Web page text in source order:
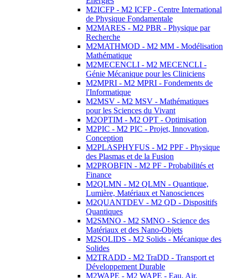
M2ICFP - M2 ICFP - Centre International
de Physique Fondamentale
M2MARES - M2 PBR - Physique par
Recherche
M2MATHMOD - M2 MM - Modélisation
Mathématique
M2MECENCLI - M2 MECENCLI -
Génie Mécanique pour les Cliniciens
M2MPRI - M2 MPRI - Fondements de
l'Informatique
M2MSV - M2 MSV - Mathématiques
pour les Sciences du Vivant
M2OPTIM - M2 OPT - Optimisation
M2PIC - M2 PIC - Projet, Innovation,
Conception
M2PLASPHYFUS - M2 PPF - Physique
des Plasmas et de la Fusion
M2PROBFIN - M2 PF - Probabilités et
Finance
M2QLMN - M2 QLMN - Quantique,
Lumière, Matériaux et Nanosciences
M2QUANTDEV - M2 QD - Dispositifs
Quantiques
M2SMNO - M2 SMNO - Science des
Matériaux et des Nano-Objets
M2SOLIDS - M2 Solids - Mécanique des
Solides
M2TRADD - M2 TraDD - Transport et
Développement Durable
M2WAPE - M2 WAPE - Eau, Air,